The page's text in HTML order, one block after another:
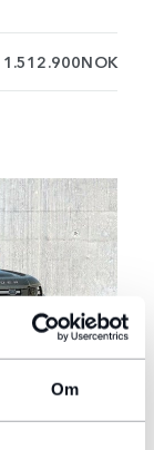
Om
1.512.900NOK